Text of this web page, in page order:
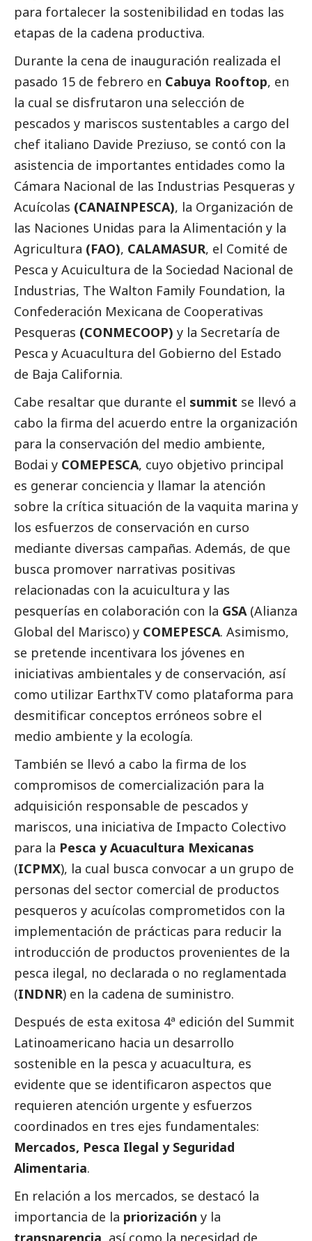
para fortalecer la sostenibilidad en todas las
etapas de la cadena productiva.
Durante la cena de inauguración realizada el
pasado 15 de febrero en Cabuya Rooftop, en
la cual se disfrutaron una selección de
pescados y mariscos sustentables a cargo del
chef italiano Davide Preziuso, se contó con la
asistencia de importantes entidades como la
Cámara Nacional de las Industrias Pesqueras y
Acuícolas (CANAINPESCA), la Organización de
las Naciones Unidas para la Alimentación y la
Agricultura (FAO), CALAMASUR, el Comité de
Pesca y Acuicultura de la Sociedad Nacional de
Industrias, The Walton Family Foundation, la
Confederación Mexicana de Cooperativas
Pesqueras (CONMECOOP) y la Secretaría de
Pesca y Acuacultura del Gobierno del Estado
de Baja California.
Cabe resaltar que durante el summit se llevó a
cabo la firma del acuerdo entre la organización
para la conservación del medio ambiente,
Bodai y COMEPESCA, cuyo objetivo principal
es generar conciencia y llamar la atención
sobre la crítica situación de la vaquita marina y
los esfuerzos de conservación en curso
mediante diversas campañas. Además, de que
busca promover narrativas positivas
relacionadas con la acuicultura y las
pesquerías en colaboración con la GSA (Alianza
Global del Marisco) y COMEPESCA. Asimismo,
se pretende incentivara los jóvenes en
iniciativas ambientales y de conservación, así
como utilizar EarthxTV como plataforma para
desmitificar conceptos erróneos sobre el
medio ambiente y la ecología.
También se llevó a cabo la firma de los
compromisos de comercialización para la
adquisición responsable de pescados y
mariscos, una iniciativa de Impacto Colectivo
para la Pesca y Acuacultura Mexicanas
(ICPMX), la cual busca convocar a un grupo de
personas del sector comercial de productos
pesqueros y acuícolas comprometidos con la
implementación de prácticas para reducir la
introducción de productos provenientes de la
pesca ilegal, no declarada o no reglamentada
(INDNR) en la cadena de suministro.
Después de esta exitosa 4ª edición del Summit
Latinoamericano hacia un desarrollo
sostenible en la pesca y acuacultura, es
evidente que se identificaron aspectos que
requieren atención urgente y esfuerzos
coordinados en tres ejes fundamentales:
Mercados, Pesca Ilegal y Seguridad
Alimentaria.
En relación a los mercados, se destacó la
importancia de la priorización y la
transparencia , así como la necesidad de